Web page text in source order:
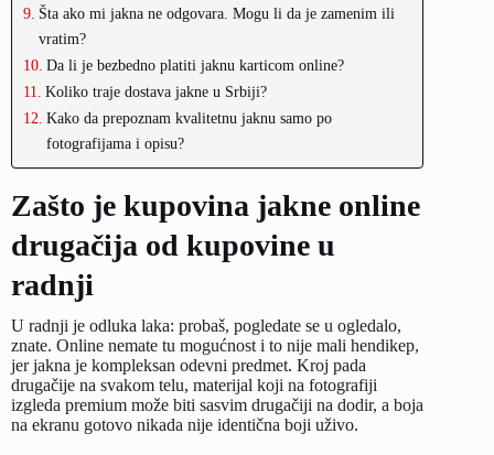
Šta ako mi jakna ne odgovara. Mogu li da je zamenim ili
vratim?
Da li je bezbedno platiti jaknu karticom online?
Koliko traje dostava jakne u Srbiji?
Kako da prepoznam kvalitetnu jaknu samo po
fotografijama i opisu?
Zašto je kupovina jakne online
drugačija od kupovine u
radnji
U radnji je odluka laka: probaš, pogledate se u ogledalo,
znate. Online nemate tu mogućnost i to nije mali hendikep,
jer jakna je kompleksan odevni predmet. Kroj pada
drugačije na svakom telu, materijal koji na fotografiji
izgleda premium može biti sasvim drugačiji na dodir, a boja
na ekranu gotovo nikada nije identična boji uživo.